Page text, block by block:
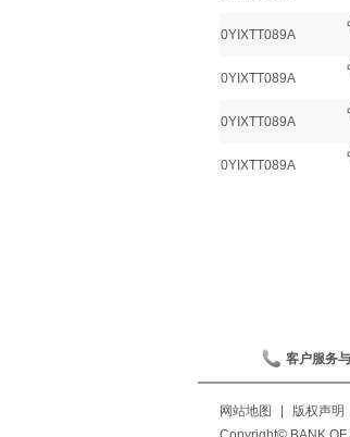
0YIXTT089A
0YIXTT089A
0YIXTT089A
0YIXTT089A
客户服务
网站地图 版权声明